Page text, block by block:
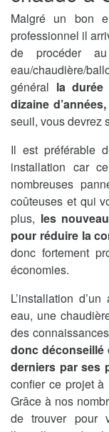
Malgré un bon
professionnel il
de procéder
eau/chaudière/
général la
dizaine
seuil, vous devrez
Il est préférable
installation car
nombreuses
coûteuses et qui
plus, les
pour réduire la
donc fortement
économies.
L’installation
eau, une
des
donc déconseillé
derniers par ses
confier ce projet à
Grâce à nos
de trouver pour